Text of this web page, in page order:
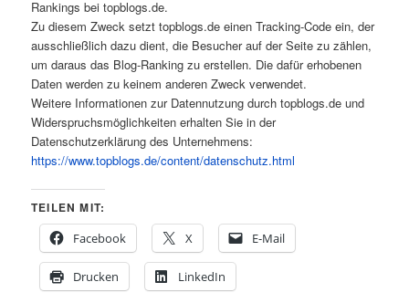
Rankings bei topblogs.de.
Zu diesem Zweck setzt topblogs.de einen Tracking-Code ein, der
ausschließlich dazu dient, die Besucher auf der Seite zu zählen,
um daraus das Blog-Ranking zu erstellen. Die dafür erhobenen
Daten werden zu keinem anderen Zweck verwendet.
Weitere Informationen zur Datennutzung durch topblogs.de und
Widerspruchsmöglichkeiten erhalten Sie in der
Datenschutzerklärung des Unternehmens:
https://www.topblogs.de/content/datenschutz.html
TEILEN MIT:
Facebook
X E-Mail
Drucken LinkedIn